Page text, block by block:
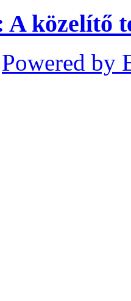
A közelítő
Powered by